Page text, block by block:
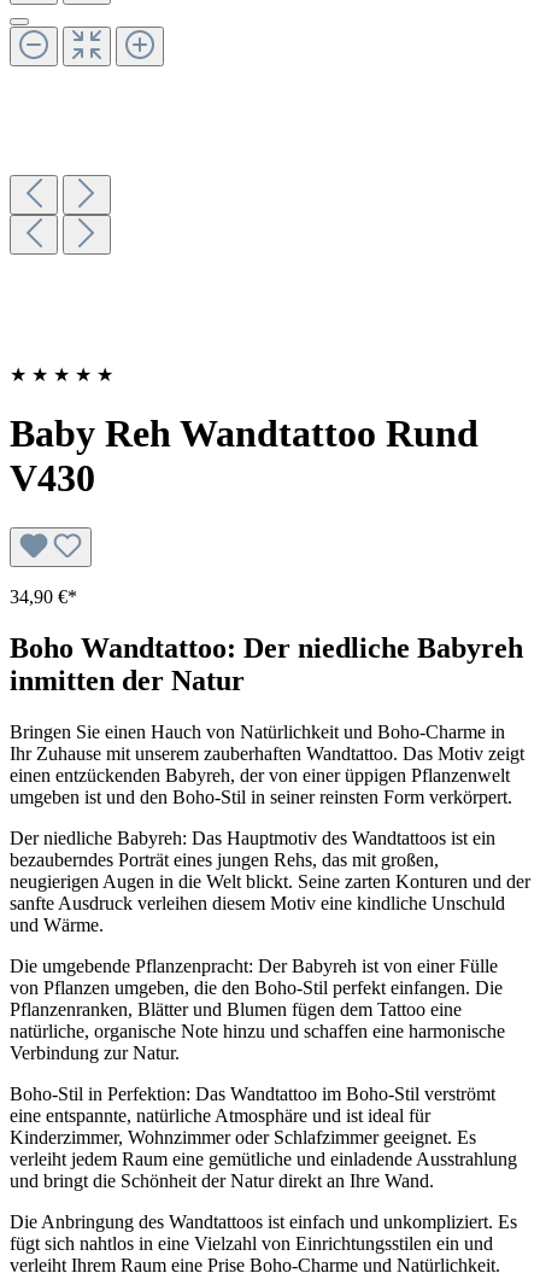
★ ★ ★ ★ ★
Baby Reh Wandtattoo Rund
V430
34,90 €*
Boho Wandtattoo: Der niedliche Babyreh
inmitten der Natur
Bringen Sie einen Hauch von Natürlichkeit und Boho-Charme in
Ihr Zuhause mit unserem zauberhaften Wandtattoo. Das Motiv zeigt
einen entzückenden Babyreh, der von einer üppigen Pflanzenwelt
umgeben ist und den Boho-Stil in seiner reinsten Form verkörpert.
Der niedliche Babyreh: Das Hauptmotiv des Wandtattoos ist ein
bezauberndes Porträt eines jungen Rehs, das mit großen,
neugierigen Augen in die Welt blickt. Seine zarten Konturen und der
sanfte Ausdruck verleihen diesem Motiv eine kindliche Unschuld
und Wärme.
Die umgebende Pflanzenpracht: Der Babyreh ist von einer Fülle
von Pflanzen umgeben, die den Boho-Stil perfekt einfangen. Die
Pflanzenranken, Blätter und Blumen fügen dem Tattoo eine
natürliche, organische Note hinzu und schaffen eine harmonische
Verbindung zur Natur.
Boho-Stil in Perfektion: Das Wandtattoo im Boho-Stil verströmt
eine entspannte, natürliche Atmosphäre und ist ideal für
Kinderzimmer, Wohnzimmer oder Schlafzimmer geeignet. Es
verleiht jedem Raum eine gemütliche und einladende Ausstrahlung
und bringt die Schönheit der Natur direkt an Ihre Wand.
Die Anbringung des Wandtattoos ist einfach und unkompliziert. Es
fügt sich nahtlos in eine Vielzahl von Einrichtungsstilen ein und
verleiht Ihrem Raum eine Prise Boho-Charme und Natürlichkeit.